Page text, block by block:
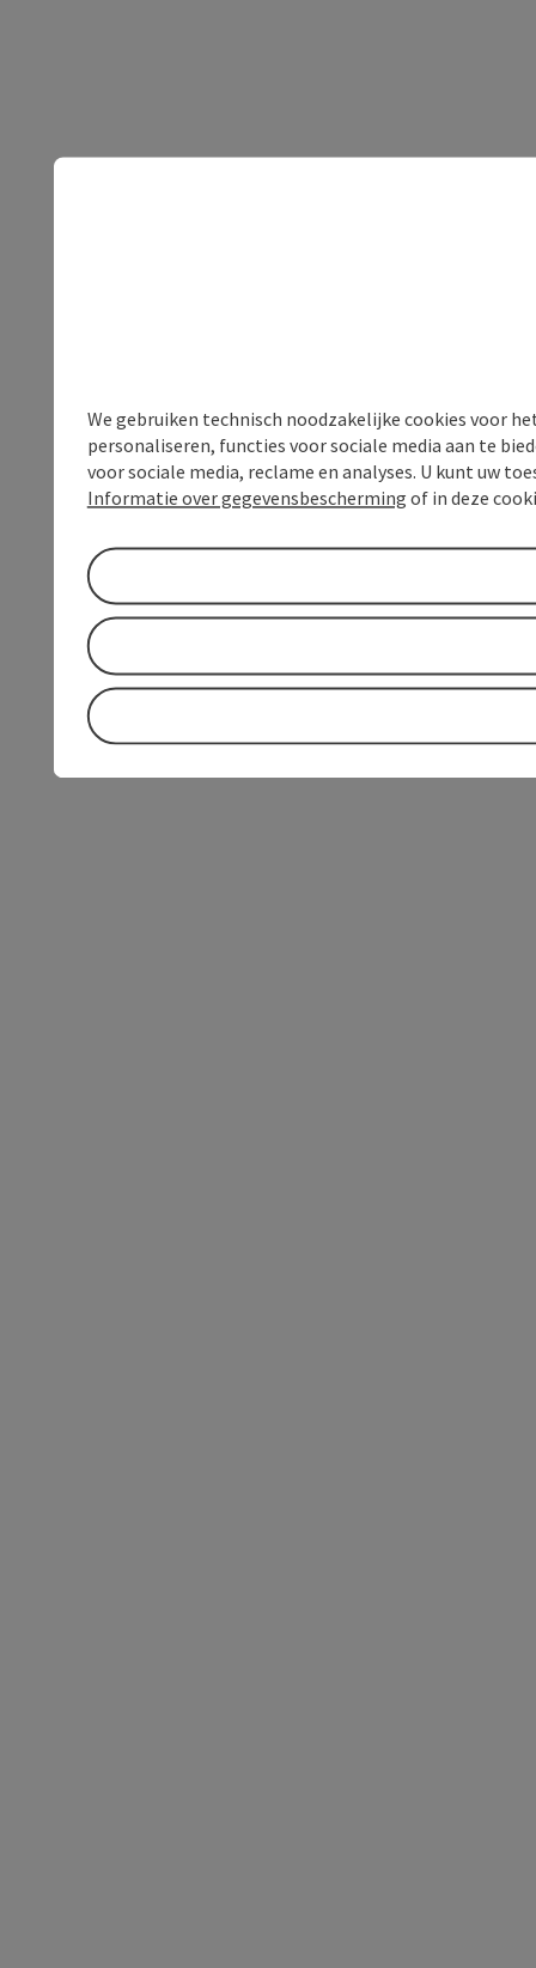
We gebruiken technisch noodzakelijke cookies voor
personaliseren, functies voor sociale media aan te
voor sociale media, reclame en analyses. U kunt uw
Informatie over gegevensbescherming of in deze